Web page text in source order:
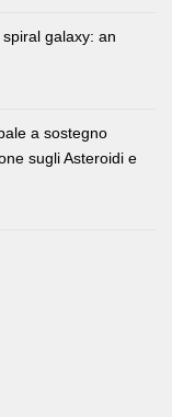
galaxy: an
a sostegno
sugli Asteroidi e